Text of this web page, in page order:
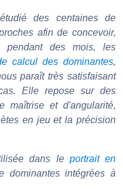
des centaines de
afin de concevoir,
pendant des mois, les
calcul des dominantes,
paraît très satisfaisant
Elle repose sur des
maîtrise et d'angularité,
en jeu et la précision
dans le portrait en
dominantes intégrées à